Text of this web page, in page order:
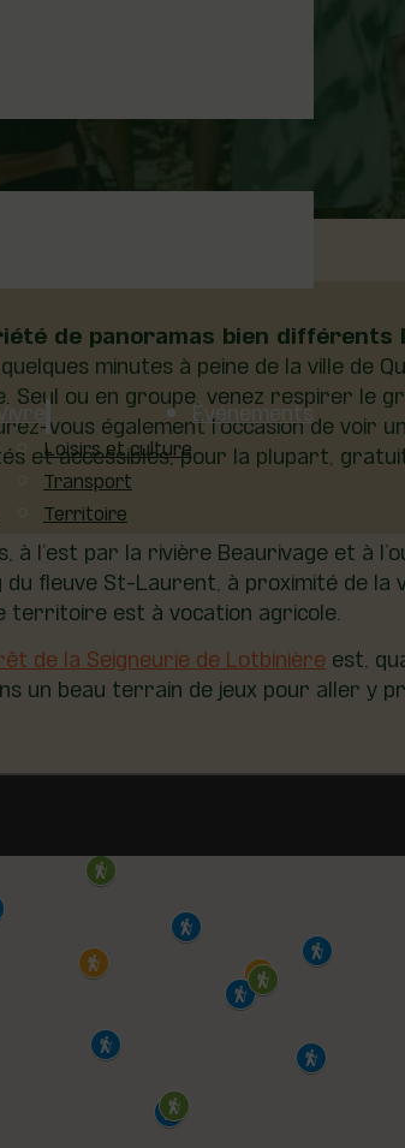
Loisirs et culture
Transport
Territoire
Événements
de panoramas bien
minutes à peine de la ville de
ou en groupe, venez respirer le
vous également l’occasion de voir
et accessibles, pour la plupart,
l’est par la rivière Beaurivage et à
fleuve St-Laurent, à proximité de
territoire est à vocation agricole.
de la Seigneurie de Lotbinière est,
un beau terrain de jeux pour aller y